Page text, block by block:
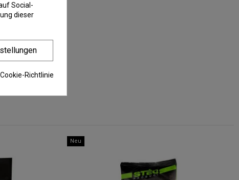
Neu
Social-
dieser
Richtlinie